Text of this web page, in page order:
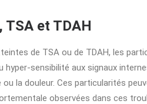
et TDAH
de TSA ou de TDAH, les
hyper-sensibilité aux signaux
la douleur. Ces particularités
observées dans ces